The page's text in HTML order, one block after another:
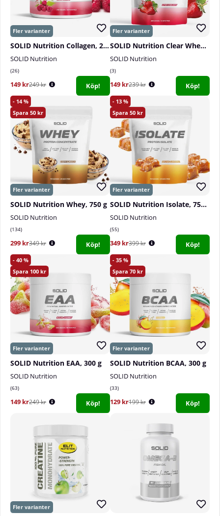
SOLID Nutrition Collagen, 230 g
SOLID Nutrition
26
149 kr249 kr Köp!
SOLID Nutrition Clear Whey, 300 g
SOLID Nutrition
3
149 kr239 kr Köp!
14
50
SOLID Nutrition Whey, 750 g
SOLID Nutrition
134
299 kr349 kr Köp!
13
50
SOLID Nutrition Isolate, 750 g
SOLID Nutrition
55
349 kr399 kr Köp!
40
100
SOLID Nutrition EAA, 300 g
SOLID Nutrition
63
149 kr249 kr Köp!
35
70
SOLID Nutrition BCAA, 300 g
SOLID Nutrition
33
129 kr199 kr Köp!